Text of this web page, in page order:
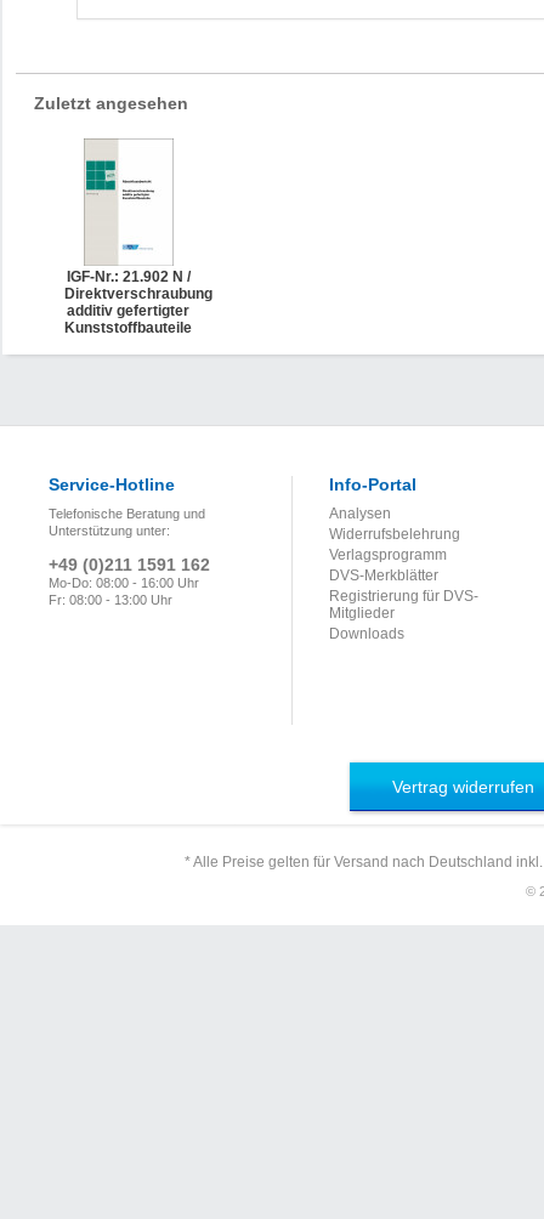
Zuletzt angesehen
IGF-Nr.: 21.902 N /
Direktverschraubung
additiv gefertigter
Kunststoffbauteile
Service-Hotline
Telefonische Beratung und
Unterstützung unter:
+49 (0)211 1591 162
Mo-Do: 08:00 - 16:00 Uhr
Fr: 08:00 - 13:00 Uhr
Info-Portal
Analysen
Widerrufsbelehrung
Verlagsprogramm
DVS-Merkblätter
Registrierung für DVS-
Mitglieder
Downloads
Vertrag widerrufen
* Alle Preise gelten für Versand nach Deutschland
©